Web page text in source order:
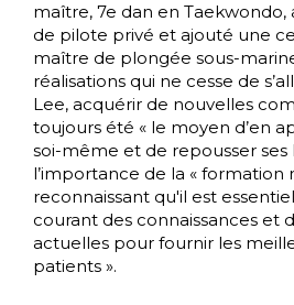
maître, 7e dan en
de pilote privé et ajouté une
maître de plongée sous-
réalisations qui ne cesse de
Lee, acquérir de nouvelles
toujours été « le moyen d’en
soi-même et de repousser ses
l’importance de la «
reconnaissant qu'il est
courant des connaissances et
actuelles pour fournir les
patients ».